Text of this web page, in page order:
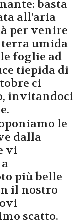
basta
all’aria
per venire
terra umida
foglie ad
tiepida di
ci
invitandoci
le
dalla
vi
più belle
il nostro
scatto.